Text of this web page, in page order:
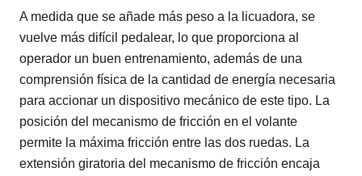
A medida que se añade más peso a la licuadora, se
vuelve más difícil pedalear, lo que proporciona al
operador un buen entrenamiento, además de una
comprensión física de la cantidad de energía necesaria
para accionar un dispositivo mecánico de este tipo. La
posición del mecanismo de fricción en el volante
permite la máxima fricción entre las dos ruedas. La
extensión giratoria del mecanismo de fricción encaja